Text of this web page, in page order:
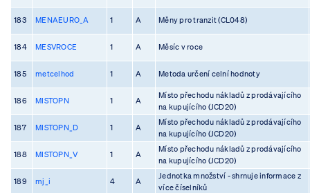
183 MENAEURO_A 1 A Měny pro tranzit (CL048)
184 MESVROCE 1 A Měsíc v roce
185 metcelhod 1 A Metoda určení celní hodnoty
186 MISTOPN 1 A
Místo přechodu nákladů z prodávajícího
na kupujícího (JCD20)
187 MISTOPN_D 1 A
Místo přechodu nákladů z prodávajícího
na kupujícího (JCD20)
188 MISTOPN_V 1 A
Místo přechodu nákladů z prodávajícího
na kupujícího (JCD20)
189 mj_i 4 A
Jednotka množství - shrnuje informace z
více číselníků